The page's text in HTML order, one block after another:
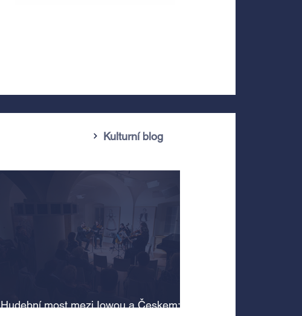
Kulturní blog
Hudební most mezi Iowou a Českem: